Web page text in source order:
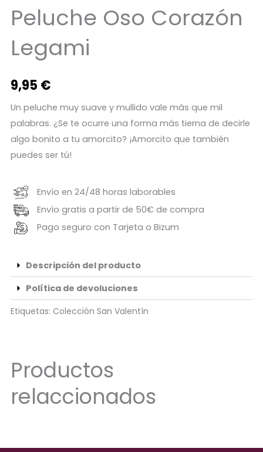
Peluche Oso Corazón
Legami
9,95 €
Un peluche muy suave y mullido vale más que mil
palabras. ¿Se te ocurre una forma más tierna de decirle
algo bonito a tu amorcito? ¡Amorcito que también
puedes ser tú!
Envío en 24/48 horas laborables
Envío gratis a partir de 50€ de compra
Pago seguro con Tarjeta o Bizum
Descripción del producto
Política de devoluciones
Etiquetas: Colección San Valentín
Productos
relaccionados